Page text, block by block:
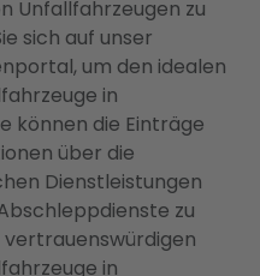
Unfallfahrzeugen zu
sich auf unser
um den idealen
in
können die Einträge
über die
Dienstleistungen
zu
vertrauenswürdigen
in